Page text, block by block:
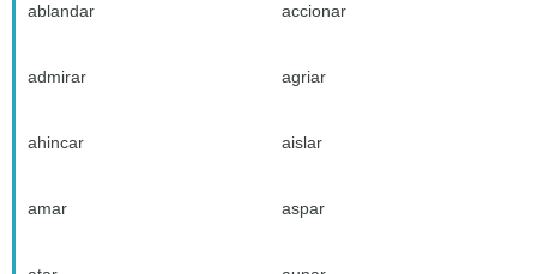
ablandar accionar
admirar agriar
ahincar aislar
amar aspar